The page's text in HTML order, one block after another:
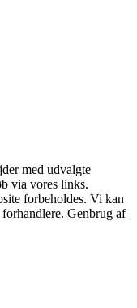
med udvalgte
via vores links.
forbeholdes. Vi kan
forhandlere. Genbrug af